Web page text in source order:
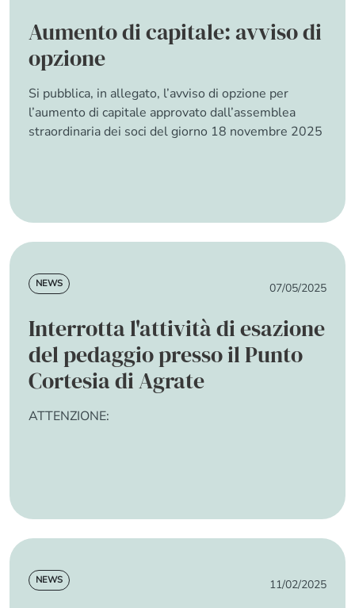
Aumento di capitale: avviso di
opzione
Si pubblica, in allegato, l’avviso di opzione per
l’aumento di capitale approvato dall’assemblea
straordinaria dei soci del giorno 18 novembre 2025
News
NEWS 07/05/2025
Interrotta l'attività di esazione
del pedaggio presso il Punto
Cortesia di Agrate
ATTENZIONE:
News
NEWS 11/02/2025